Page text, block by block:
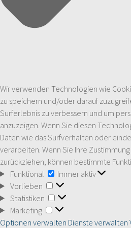
Wir verwenden Technologien wie
zu speichern und/oder darauf
Surferlebnis zu verbessern und um
anzuzeigen. Wenn Sie diesen
Daten wie das Surfverhalten oder
verarbeiten. Wenn Sie Ihre
zurückziehen, können bestimmte
Funktional
Funktional
Immer aktiv
Vorlieben
Vorlieben
Statistiken
Statistiken
Marketing
Marketing
Optionen verwalten Dienste verwalten